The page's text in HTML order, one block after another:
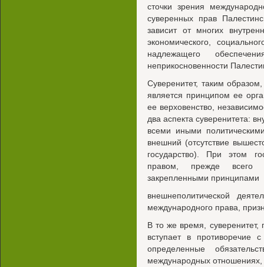
сточки зрения
суверенных прав
зависит от многих
экономического,
надлежащего
неприкосновенности
Суверенитет, таким
является принципом ее
ее верховенство,
два аспекта суверенитета:
всеми иными
внешний (отсутствие
государство). При этом
правом, прежде всего
закрепленными принципами
внешнеполитической
международного права,
В то же время, суверенитет,
вступает в противоречие
определенные
международных